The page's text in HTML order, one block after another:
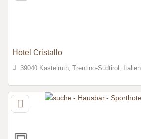
Hotel Cristallo
39040 Kastelruth, Trentino-Südtirol, Italien